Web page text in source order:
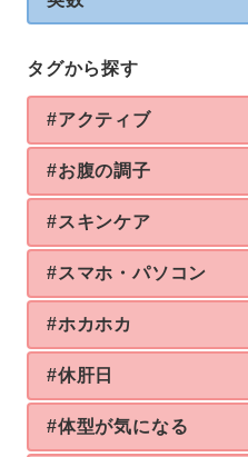
タグから探す
#アクティブ
#お腹の調子
#スキンケア
#スマホ・パソコン
#ホカホカ
#休肝日
#体型が気になる